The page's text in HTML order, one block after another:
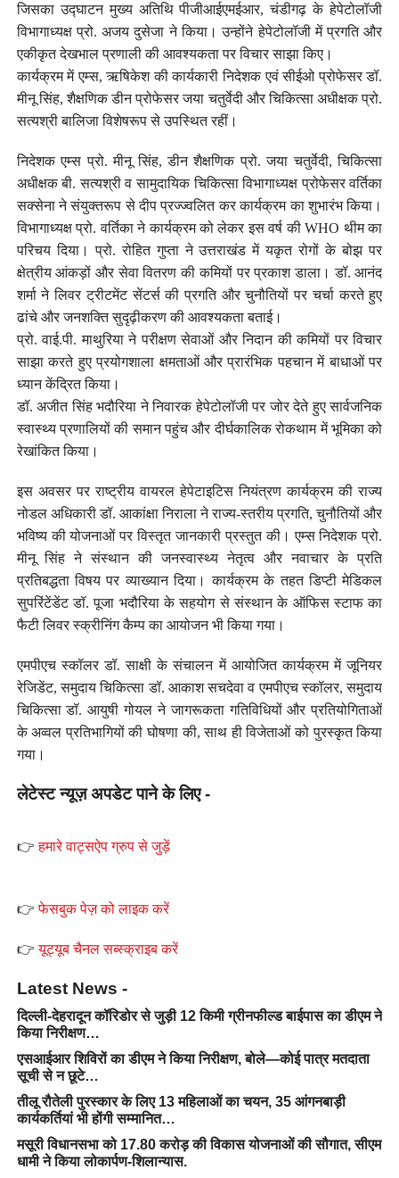
जिसका उद्घाटन मुख्य अतिथि पीजीआईएमईआर, चंडीगढ़ के हेपेटोलॉजी
विभागाध्यक्ष प्रो. अजय दुसेजा ने किया। उन्होंने हेपेटोलॉजी में प्रगति और
एकीकृत देखभाल प्रणाली की आवश्यकता पर विचार साझा किए।
कार्यक्रम में एम्स, ऋषिकेश की कार्यकारी निदेशक एवं सीईओ प्रोफेसर डॉ.
मीनू सिंह, शैक्षणिक डीन प्रोफेसर जया चतुर्वेदी और चिकित्सा अधीक्षक प्रो.
सत्यश्री बालिजा विशेषरूप से उपस्थित रहीं।
निदेशक एम्स प्रो. मीनू सिंह, डीन शैक्षणिक प्रो. जया चतुर्वेदी, चिकित्सा
अधीक्षक बी. सत्यश्री व सामुदायिक चिकित्सा विभागाध्यक्ष प्रोफेसर वर्तिका
सक्सेना ने संयुक्तरूप से दीप प्रज्ज्वलित कर कार्यक्रम का शुभारंभ किया।
विभागाध्यक्ष प्रो. वर्तिका ने कार्यक्रम को लेकर इस वर्ष की WHO थीम का
परिचय दिया। प्रो. रोहित गुप्ता ने उत्तराखंड में यकृत रोगों के बोझ पर
क्षेत्रीय आंकड़ों और सेवा वितरण की कमियों पर प्रकाश डाला। डॉ. आनंद
शर्मा ने लिवर ट्रीटमेंट सेंटर्स की प्रगति और चुनौतियों पर चर्चा करते हुए
ढांचे और जनशक्ति सुदृढ़ीकरण की आवश्यकता बताई।
प्रो. वाई.पी. माथुरिया ने परीक्षण सेवाओं और निदान की कमियों पर विचार
साझा करते हुए प्रयोगशाला क्षमताओं और प्रारंभिक पहचान में बाधाओं पर
ध्यान केंद्रित किया।
डॉ. अजीत सिंह भदौरिया ने निवारक हेपेटोलॉजी पर जोर देते हुए सार्वजनिक
स्वास्थ्य प्रणालियों की समान पहुंच और दीर्घकालिक रोकथाम में भूमिका को
रेखांकित किया।
इस अवसर पर राष्ट्रीय वायरल हेपेटाइटिस नियंत्रण कार्यक्रम की राज्य
नोडल अधिकारी डॉ. आकांक्षा निराला ने राज्य-स्तरीय प्रगति, चुनौतियों और
भविष्य की योजनाओं पर विस्तृत जानकारी प्रस्तुत की। एम्स निदेशक प्रो.
मीनू सिंह ने संस्थान की जनस्वास्थ्य नेतृत्व और नवाचार के प्रति
प्रतिबद्धता विषय पर व्याख्यान दिया। कार्यक्रम के तहत डिप्टी मेडिकल
सुपरिंटेंडेंट डॉ. पूजा भदौरिया के सहयोग से संस्थान के ऑफिस स्टाफ का
फैटी लिवर स्क्रीनिंग कैम्प का आयोजन भी किया गया।
एमपीएच स्कॉलर डॉ. साक्षी के संचालन में आयोजित कार्यक्रम में जूनियर
रेजिडेंट, समुदाय चिकित्सा डॉ. आकाश सचदेवा व एमपीएच स्कॉलर, समुदाय
चिकित्सा डॉ. आयुषी गोयल ने जागरूकता गतिविधियों और प्रतियोगिताओं
के अव्वल प्रतिभागियों की घोषणा की, साथ ही विजेताओं को पुरस्कृत किया
गया।
लेटेस्ट न्यूज़ अपडेट पाने के लिए -
👉हमारे वाट्सऐप ग्रुप से जुड़ें
👉फेसबुक पेज़ को लाइक करें
👉यूट्यूब चैनल सब्स्क्राइब करें
Latest News -
दिल्ली-देहरादून कॉरिडोर से जुड़ी 12 किमी ग्रीनफील्ड बाईपास का डीएम ने
किया निरीक्षण…
एसआईआर शिविरों का डीएम ने किया निरीक्षण, बोले—कोई पात्र मतदाता
सूची से न छूटे…
तीलू रौतेली पुरस्कार के लिए 13 महिलाओं का चयन, 35 आंगनबाड़ी
कार्यकर्तियां भी होंगी सम्मानित…
मसूरी विधानसभा को 17.80 करोड़ की विकास योजनाओं की सौगात, सीएम
धामी ने किया लोकार्पण-शिलान्यास.